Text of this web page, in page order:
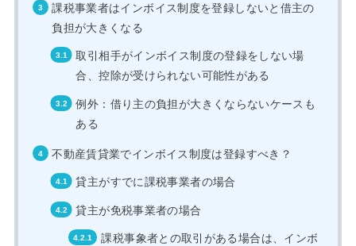
課税事業者はインボイス制度を登録しないと借主の
負担が大きくなる
取引相手がインボイス制度の登録をしない場
合、控除が受けられない可能性がある
例外：借り主の負担が大きくならないケースも
ある
不動産賃貸業でインボイス制度は登録すべき？
貸主がすでに課税事業者の場合
貸主が免税事業者の場合
課税事象者との取引がある場合は、インボ